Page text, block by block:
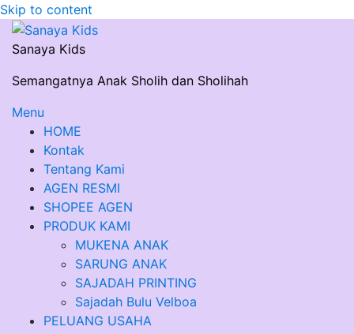
Skip to content
Sanaya Kids
Semangatnya Anak Sholih dan Sholihah
Menu
HOME
Kontak
Tentang Kami
AGEN RESMI
SHOPEE AGEN
PRODUK KAMI
MUKENA ANAK
SARUNG ANAK
SAJADAH PRINTING
Sajadah Bulu Velboa
PELUANG USAHA